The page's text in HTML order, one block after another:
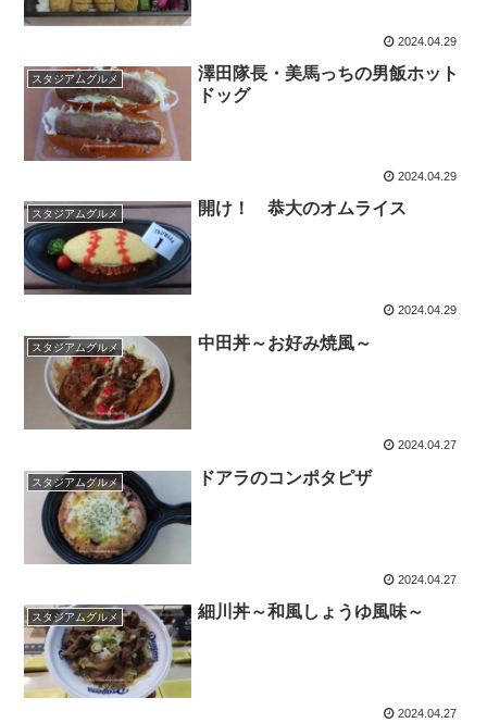
2024.04.29
スタジアムグルメ
澤田隊長・美馬っちの男飯ホット
ドッグ
2024.04.29
スタジアムグルメ 開け！ 恭大のオムライス
2024.04.29
スタジアムグルメ 中田丼～お好み焼風～
2024.04.27
スタジアムグルメ ドアラのコンポタピザ
2024.04.27
スタジアムグルメ 細川丼～和風しょうゆ風味～
2024.04.27